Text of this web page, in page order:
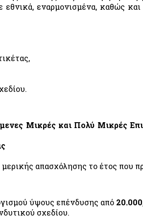
εναρμονισμένα, καθώς
Μικρές και Πολύ Μικρές
απασχόλησης το έτος που
ύψους επένδυσης από
σχεδίου.